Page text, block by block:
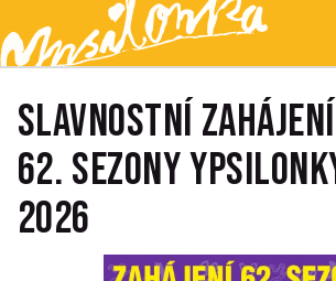
Přejít na hlavní obsah
Přejít na navigaci
Přejít na hledání
Ypsilonka
Slavnostní zahájení
62. sezony
2026